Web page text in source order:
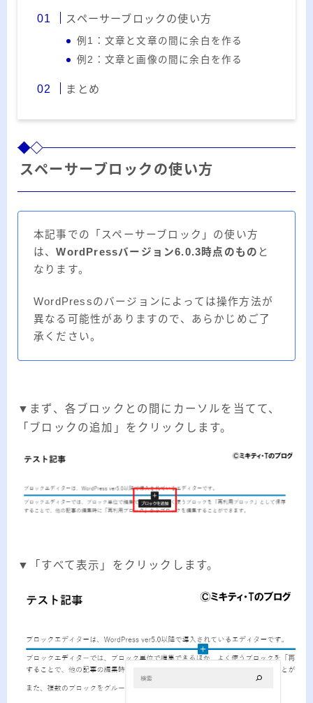
みきてぃ
20代のブロガーです。IT・インターネット関連
を書いています。
≫詳しいプロフィールを見る
≫お問い合わせはこちら
スペーサーブロックの使い方
例1：文章と文章の間に余白を作る
例2：文章と画像の間に余白を作る
まとめ
スペーサーブロックの使い方
本記事での「スペーサーブロック」の使い方
は、WordPressバージョン6.0.3時点のもの と
なります。
WordPressのバージョンによっては操作方法が
異なる可能性がありますので、あらかじめご了
承ください。
▼まず、各ブロックとの間にカーソルを当てて、
「ブロックの追加」をクリックします。
▼「すべて表示」をクリックします。